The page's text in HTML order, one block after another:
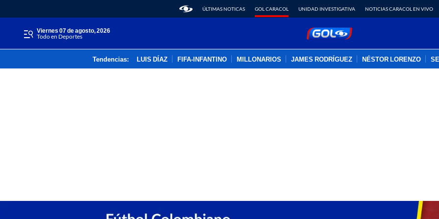
ÚLTIMAS NOTICAS GOL CARACOL UNIDAD INVESTIGATIVA NOTICIAS CARACOL EN VIVO
viernes 07 de agosto, 2026
Todo en Deportes
Tendencias: LUIS DÍAZ FIFA-INFANTINO MILLONARIOS JAMES RODRÍGUEZ NÉSTOR LORENZO